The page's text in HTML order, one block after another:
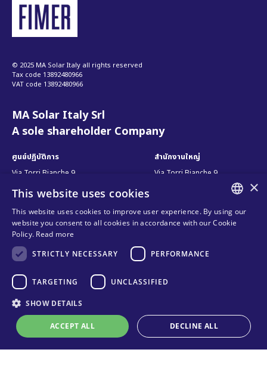
© 2025 MA Solar Italy all rights reserved
Tax code 13892480966
VAT code 13892480966
MA Solar Italy Srl
A sole shareholder Company
ศูนย์ปฏิบัติการ
Via Torri Bianche 9
Italy
Via San Giorgio 642
52028, Terranuova Bracciolini (AR)
Italy
สำนักงานใหญ่
Via Torri Bianche 9
ติดต่อเรา
ติดต่อเรา
ช่องทางการขาย
คำถามที่พบบ่อย
ความเป็นส่วนตัว
นโยบายการใช้คุกกี้
Online technical support
ENGLISH
×
This website uses cookies
This website uses cookies to improve user experience. By using our
website you consent to all cookies in accordance with our Cookie
Policy. Read more
STRICTLY NECESSARY
PERFORMANCE
TARGETING UNCLASSIFIED
SHOW DETAILS
ACCEPT ALL DECLINE ALL